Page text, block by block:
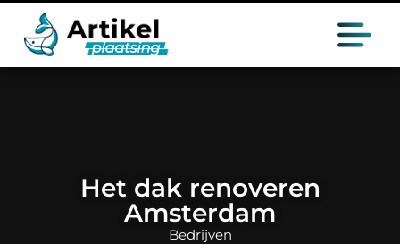
Het dak renoveren
Amsterdam
Bedrijven